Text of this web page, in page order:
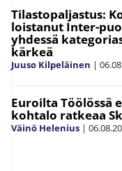
Tilastopaljastus:
loistanut Inter-
yhdessä
kärkeä
Juuso Kilpeläinen |
Euroilta Töölössä
kohtalo ratkeaa
Väinö Helenius |